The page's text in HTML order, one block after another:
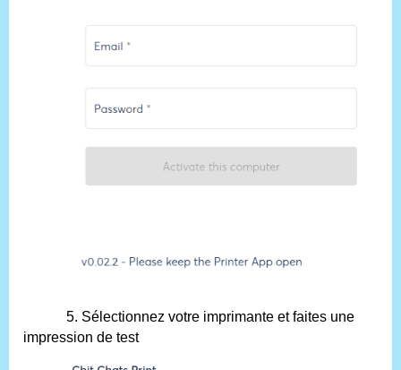
5. Sélectionnez votre imprimante et faites une
impression de test